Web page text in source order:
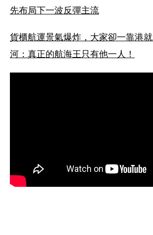
先布局下一波反彈主流
貨櫃航運景氣爆炸，大家卻一靠港
河：真正的航海王只有他一人！